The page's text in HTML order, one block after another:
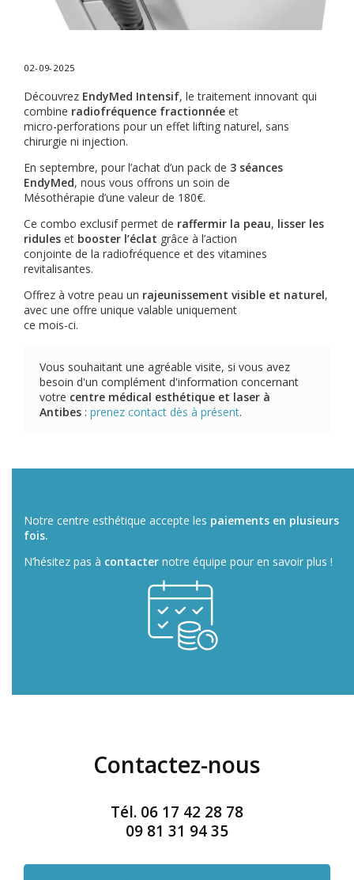
02-09-2025
Découvrez EndyMed Intensif, le traitement innovant qui
combine radiofréquence fractionnée et
micro-perforations pour un effet lifting naturel, sans
chirurgie ni injection.
En septembre, pour l’achat d’un pack de 3 séances
EndyMed, nous vous offrons un soin de
Mésothérapie d’une valeur de 180€.
Ce combo exclusif permet de raffermir la peau, lisser les
ridules et booster l’éclat grâce à l’action
conjointe de la radiofréquence et des vitamines
revitalisantes.
Offrez à votre peau un rajeunissement visible et naturel,
avec une offre unique valable uniquement
ce mois-ci.
Vous souhaitant une agréable visite, si vous avez
besoin d'un complément d'information concernant
votre centre médical esthétique et laser à
Antibes : prenez contact dès à présent.
Notre centre esthétique accepte les paiements en plusieurs
fois.
N’hésitez pas à contacter notre équipe pour en savoir plus !
Contactez-nous
Tél. 06 17 42 28 78
09 81 31 94 35